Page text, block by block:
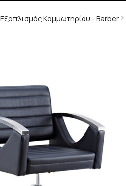
Εξοπλισμός Κομμωτηρίου - Barber